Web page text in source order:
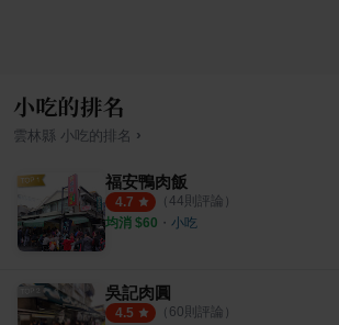
小吃的排名
雲林縣 小吃 的排名 ›
福安鴨肉飯
4.7 （ 44則評論）
均消 $60 ・ 小吃
吳記肉圓
4.5 （ 60則評論）